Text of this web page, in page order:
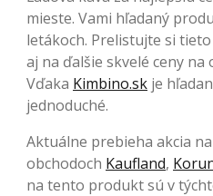
mieste. Vami hľadaný
letákoch. Prelistujte si
aj na ďalšie skvelé ceny
Vďaka Kimbino.sk je
jednoduché.
Aktuálne prebieha akcia
obchodoch Kaufland,
na tento produkt sú v